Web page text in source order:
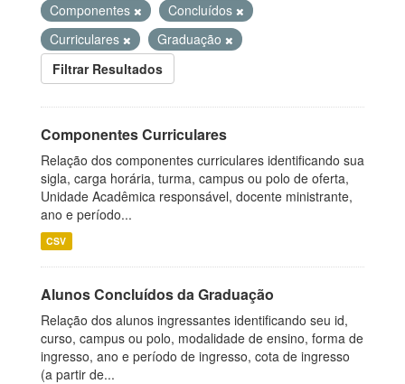
Componentes
Concluídos
Curriculares
Graduação
Filtrar Resultados
Componentes Curriculares
Relação dos componentes curriculares identificando sua
sigla, carga horária, turma, campus ou polo de oferta,
Unidade Acadêmica responsável, docente ministrante,
ano e período...
CSV
Alunos Concluídos da Graduação
Relação dos alunos ingressantes identificando seu id,
curso, campus ou polo, modalidade de ensino, forma de
ingresso, ano e período de ingresso, cota de ingresso
(a partir de...